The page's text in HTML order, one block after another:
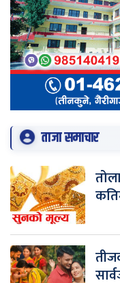
ताजा समाचार